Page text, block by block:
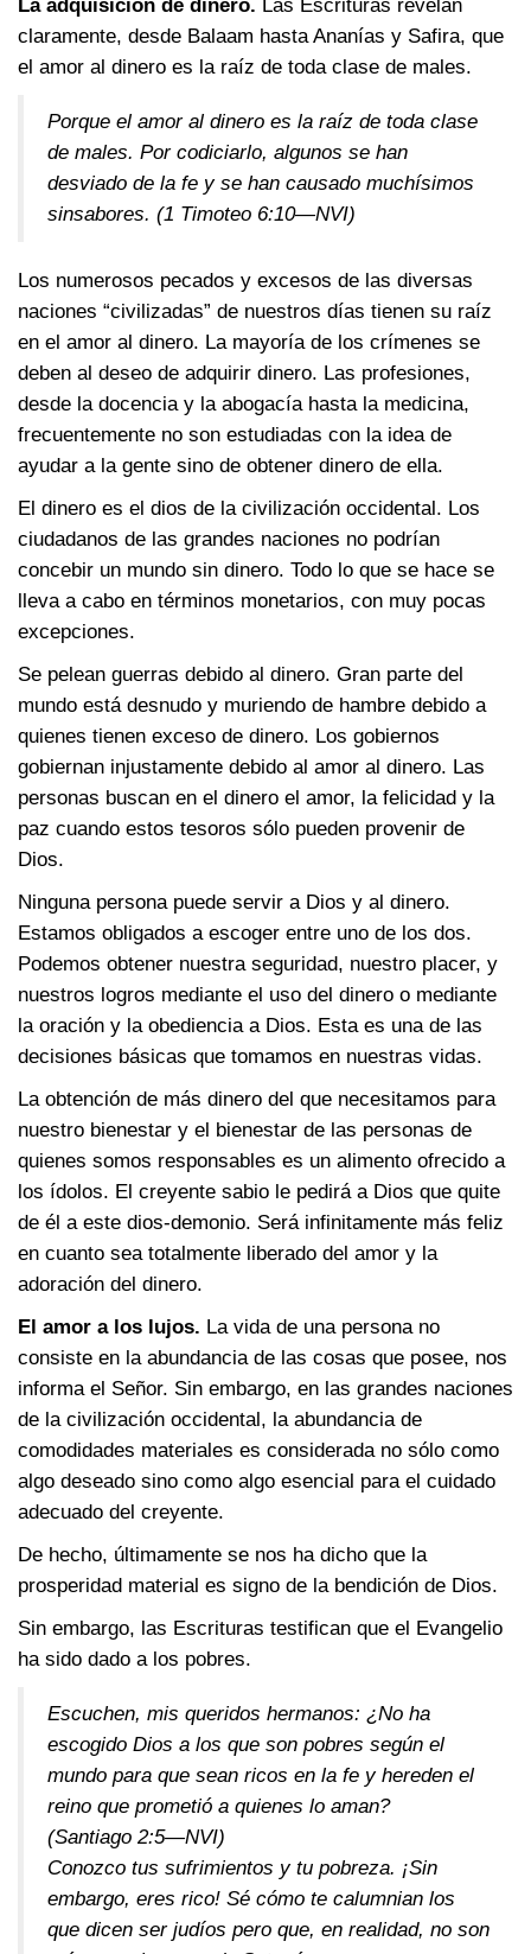
La adquisición de dinero. Las Escrituras revelan
claramente, desde Balaam hasta Ananías y Safira, que
el amor al dinero es la raíz de toda clase de males.
Porque el amor al dinero es la raíz de toda clase
de males. Por codiciarlo, algunos se han
desviado de la fe y se han causado muchísimos
sinsabores. (1 Timoteo 6:10—NVI)
Los numerosos pecados y excesos de las diversas
naciones “civilizadas” de nuestros días tienen su raíz
en el amor al dinero. La mayoría de los crímenes se
deben al deseo de adquirir dinero. Las profesiones,
desde la docencia y la abogacía hasta la medicina,
frecuentemente no son estudiadas con la idea de
ayudar a la gente sino de obtener dinero de ella.
El dinero es el dios de la civilización occidental. Los
ciudadanos de las grandes naciones no podrían
concebir un mundo sin dinero. Todo lo que se hace se
lleva a cabo en términos monetarios, con muy pocas
excepciones.
Se pelean guerras debido al dinero. Gran parte del
mundo está desnudo y muriendo de hambre debido a
quienes tienen exceso de dinero. Los gobiernos
gobiernan injustamente debido al amor al dinero. Las
personas buscan en el dinero el amor, la felicidad y la
paz cuando estos tesoros sólo pueden provenir de
Dios.
Ninguna persona puede servir a Dios y al dinero.
Estamos obligados a escoger entre uno de los dos.
Podemos obtener nuestra seguridad, nuestro placer, y
nuestros logros mediante el uso del dinero o mediante
la oración y la obediencia a Dios. Esta es una de las
decisiones básicas que tomamos en nuestras vidas.
La obtención de más dinero del que necesitamos para
nuestro bienestar y el bienestar de las personas de
quienes somos responsables es un alimento ofrecido a
los ídolos. El creyente sabio le pedirá a Dios que quite
de él a este dios-demonio. Será infinitamente más feliz
en cuanto sea totalmente liberado del amor y la
adoración del dinero.
El amor a los lujos. La vida de una persona no
consiste en la abundancia de las cosas que posee, nos
informa el Señor. Sin embargo, en las grandes naciones
de la civilización occidental, la abundancia de
comodidades materiales es considerada no sólo como
algo deseado sino como algo esencial para el cuidado
adecuado del creyente.
De hecho, últimamente se nos ha dicho que la
prosperidad material es signo de la bendición de Dios.
Sin embargo, las Escrituras testifican que el Evangelio
ha sido dado a los pobres.
Escuchen, mis queridos hermanos: ¿No ha
escogido Dios a los que son pobres según el
mundo para que sean ricos en la fe y hereden el
reino que prometió a quienes lo aman?
(Santiago 2:5—NVI)
Conozco tus sufrimientos y tu pobreza. ¡Sin
embargo, eres rico! Sé cómo te calumnian los
que dicen ser judíos pero que, en realidad, no son